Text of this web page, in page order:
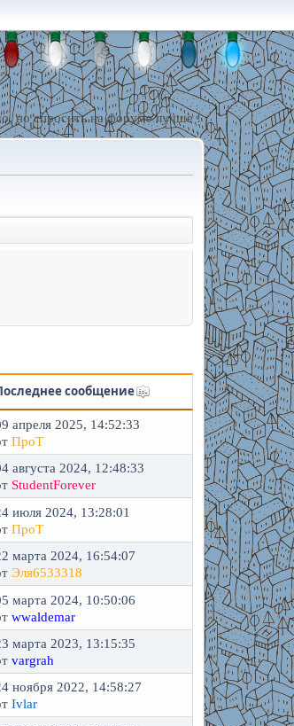
но спросить на форуме лучше !
сообщение
апреля 2025, 14:52:33
ПроТ
августа 2024, 12:48:33
StudentForever
июля 2024, 13:28:01
ПроТ
марта 2024, 16:54:07
Эля6533318
марта 2024, 10:50:06
wwaldemar
марта 2023, 13:15:35
vargrah
ноября 2022, 14:58:27
Ivlar